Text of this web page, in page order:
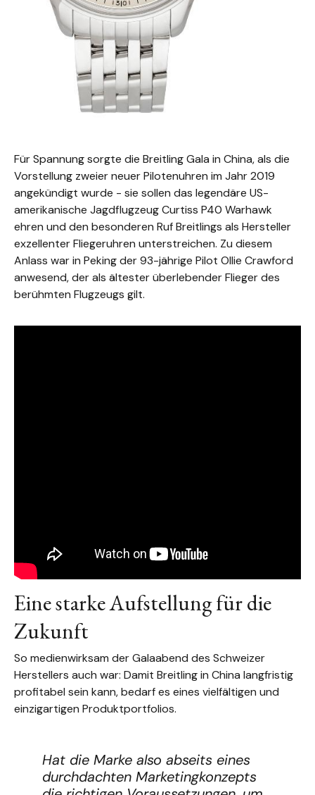
Für Spannung sorgte die Breitling Gala in China, als die
Vorstellung zweier neuer Pilotenuhren im Jahr 2019
angekündigt wurde - sie sollen das legendäre US-
amerikanische Jagdflugzeug Curtiss P40 Warhawk
ehren und den besonderen Ruf Breitlings als Hersteller
exzellenter Fliegeruhren unterstreichen. Zu diesem
Anlass war in Peking der 93-jährige Pilot Ollie Crawford
anwesend, der als ältester überlebender Flieger des
berühmten Flugzeugs gilt.
Eine starke Aufstellung für die
Zukunft
So medienwirksam der Galaabend des Schweizer
Herstellers auch war: Damit Breitling in China langfristig
profitabel sein kann, bedarf es eines vielfältigen und
einzigartigen Produktportfolios.
Hat die Marke also abseits eines
durchdachten Marketingkonzepts